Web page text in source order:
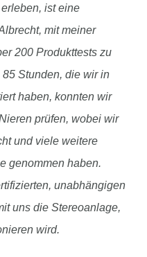
ist eine
mit meiner
200 Produkttests zu
Stunden, die wir in
haben, konnten wir
prüfen, wobei wir
und viele weitere
genommen haben.
unabhängigen
uns die Stereoanlage,
wird.